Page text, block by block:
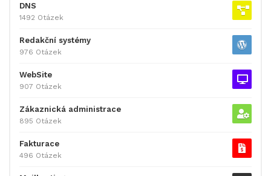
DNS
1492 Otázek
Redakční systémy
976 Otázek
WebSite
907 Otázek
Zákaznická administrace
895 Otázek
Fakturace
496 Otázek